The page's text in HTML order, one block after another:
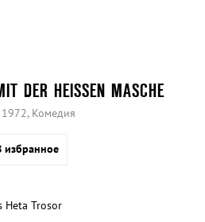
DER HEISSEN MASCHE
Комедия
избранное